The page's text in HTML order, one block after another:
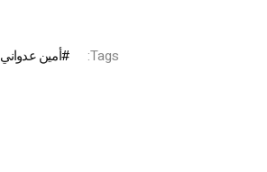
Tags: أمين عدواني